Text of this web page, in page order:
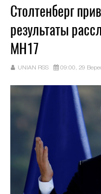
Столтенберг
результаты
МН17
UNIAN RSS 09:00, 29